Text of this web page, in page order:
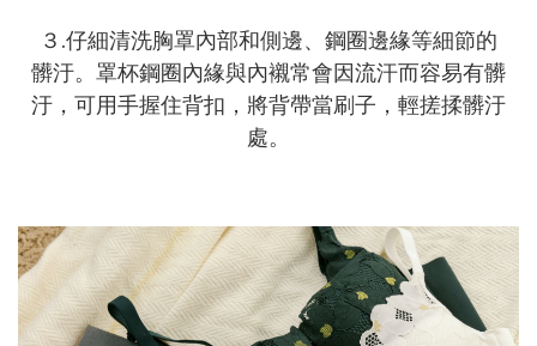
３.仔細清洗胸罩內部和側邊、鋼圈邊緣等細節的
髒汙。罩杯鋼圈內緣與內襯常會因流汗而容易有髒
汙，可用手握住背扣，將背帶當刷子，輕搓揉髒汙
處。